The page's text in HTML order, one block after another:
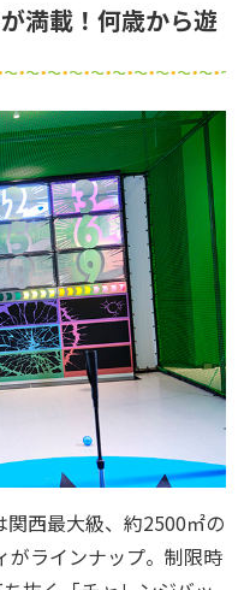
満載！何歳から遊
関西最大級、約2500㎡の
がラインナップ。制限時